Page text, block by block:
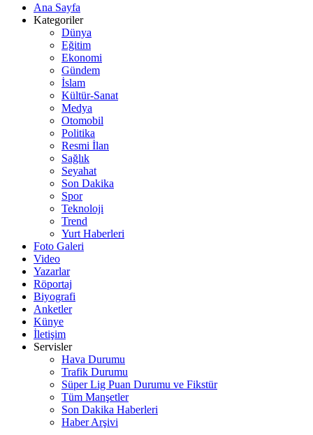
Ana Sayfa
Kategoriler
Dünya
Eğitim
Ekonomi
Gündem
İslam
Kültür-Sanat
Medya
Otomobil
Politika
Resmi İlan
Sağlık
Seyahat
Son Dakika
Spor
Teknoloji
Trend
Yurt Haberleri
Foto Galeri
Video
Yazarlar
Röportaj
Biyografi
Anketler
Künye
İletişim
Servisler
Hava Durumu
Trafik Durumu
Süper Lig Puan Durumu ve Fikstür
Tüm Manşetler
Son Dakika Haberleri
Haber Arşivi